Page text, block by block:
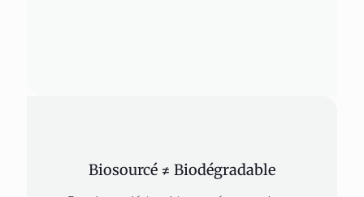
Biosourcé ≠ Biodégradable